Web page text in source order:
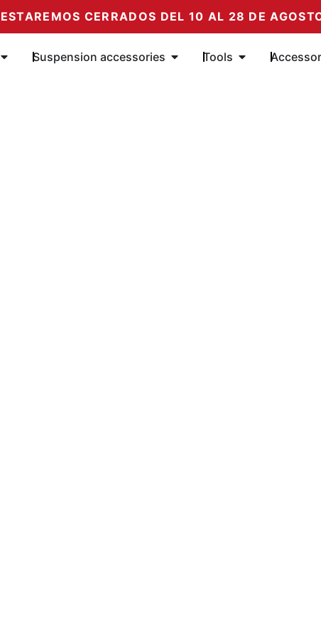
ESTAREMOS CERRADOS DEL 10 AL 28 DE
Öffne Amortiguadores
Suspension accessories Öffne Complementos de
Tools Öffne